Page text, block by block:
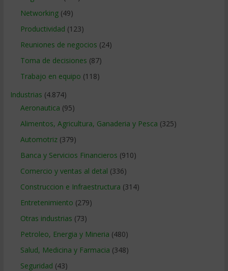
Networking(49)
Productividad (123)
Reuniones de negocios (24)
Toma de decisiones (87)
Trabajo en equipo (118)
Industrias (4.874)
Aeronautica (95)
Alimentos, Agricultura, Ganaderia y Pesca (325)
Automotriz(379)
Banca y Servicios Financieros (910)
Comercio y ventas al detal (336)
Construccion e Infraestructura (314)
Entretenimiento (279)
Otras industrias (73)
Petroleo, Energia y Mineria (480)
Salud, Medicina y Farmacia (348)
Seguridad (43)